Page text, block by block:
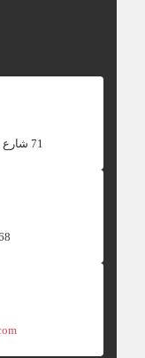
‎71 شارع محرم بك - محرم بك. الاسكندريه